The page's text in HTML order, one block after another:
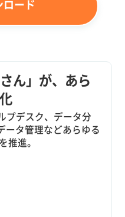
ード
ん」が、あら
プデスク、データ分
ータ管理などあらゆる
推進。